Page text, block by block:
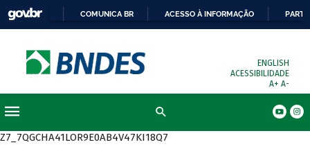
COMUNICA BR ACESSO À INFORMAÇÃO
ENGLISH
ACESSIBILIDADE
A+ A-
Z7_7QGCHA41LOR9E0AB4V47KI18Q7